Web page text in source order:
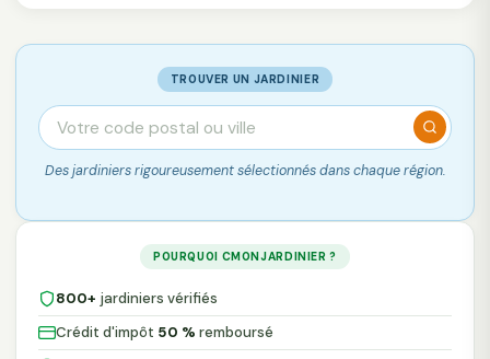
TROUVER UN JARDINIER
Des jardiniers rigoureusement sélectionnés dans chaque région.
POURQUOI CMONJARDINIER ?
800+ jardiniers vérifiés
Crédit d'impôt 50 % remboursé